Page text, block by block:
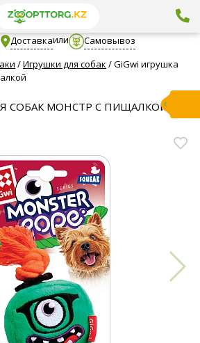
Доставкаили
Самовывоз
/Игрушки для собак /GiGwi игрушка
СОБАК МОНСТР С ПИЩАЛКОЙ